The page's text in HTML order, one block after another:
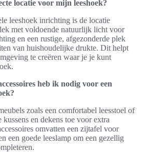
locatie voor mijn leeshoek?
leeshoek inrichting is de locatie
met voldoende natuurlijk licht voor
en een rustige, afgezonderde plek
van huishoudelijke drukte. Dit helpt
te creëren waar je je kunt
heb ik nodig voor een
zoals een comfortabel leesstoel of
en dekens toe voor extra
omvatten een zijtafel voor
een goede leeslamp om een gezellig